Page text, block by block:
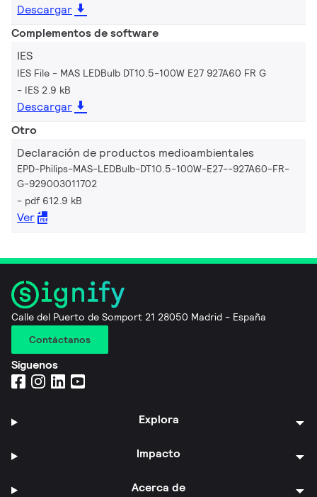
Descargar
Complementos de software
IES
IES File - MAS LEDBulb DT10.5-100W E27 927A60 FR G
IES 2.9 kB
Descargar
Otro
Declaración de productos medioambientales
EPD-Philips-MAS-LEDBulb-DT10.5-100W-E27--927A60-FR-
G-929003011702
pdf 612.9 kB
Ver
Calle del Puerto de Somport 21 28050 Madrid - España
Contáctanos
Síguenos
Explora
Impacto
Acerca de